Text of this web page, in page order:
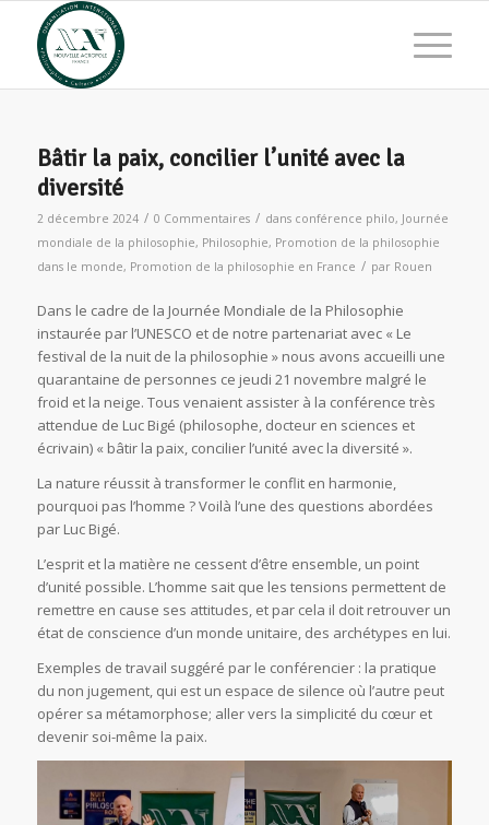
Bâtir la paix, concilier l’unité avec la
diversité
2 décembre 2024 / 0 Commentaires / dans conférence philo, Journée
mondiale de la philosophie, Philosophie, Promotion de la philosophie
dans le monde, Promotion de la philosophie en France / par Rouen
Dans le cadre de la Journée Mondiale de la Philosophie
instaurée par l’UNESCO et de notre partenariat avec « Le
festival de la nuit de la philosophie » nous avons accueilli une
quarantaine de personnes ce jeudi 21 novembre malgré le
froid et la neige. Tous venaient assister à la conférence très
attendue de Luc Bigé (philosophe, docteur en sciences et
écrivain) « bâtir la paix, concilier l’unité avec la diversité ».
La nature réussit à transformer le conflit en harmonie,
pourquoi pas l’homme ? Voilà l’une des questions abordées
par Luc Bigé.
L’esprit et la matière ne cessent d’être ensemble, un point
d’unité possible. L’homme sait que les tensions permettent de
remettre en cause ses attitudes, et par cela il doit retrouver un
état de conscience d’un monde unitaire, des archétypes en lui.
Exemples de travail suggéré par le conférencier : la pratique
du non jugement, qui est un espace de silence où l’autre peut
opérer sa métamorphose; aller vers la simplicité du cœur et
devenir soi-même la paix.